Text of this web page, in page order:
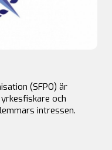
(SFPO) är
och
intressen.